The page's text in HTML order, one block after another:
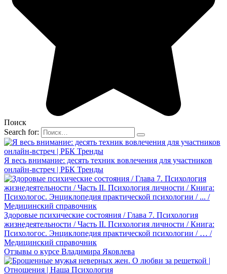
Поиск
Search for:
Я весь внимание: десять техник вовлечения для участников
онлайн-встреч | РБК Тренды
Здоровые психические состояния / Глава 7. Психология
жизнедеятельности / Часть II. Психология личности / Книга:
Психологос. Энциклопедия практической психологии / … /
Медицинский справочник
Отзывы о курсе Владимира Яковлева